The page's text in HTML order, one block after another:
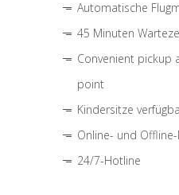
Automatische
45 Minuten
Convenient pickup
point
Kindersitze
Online- und
24/7-Hotline